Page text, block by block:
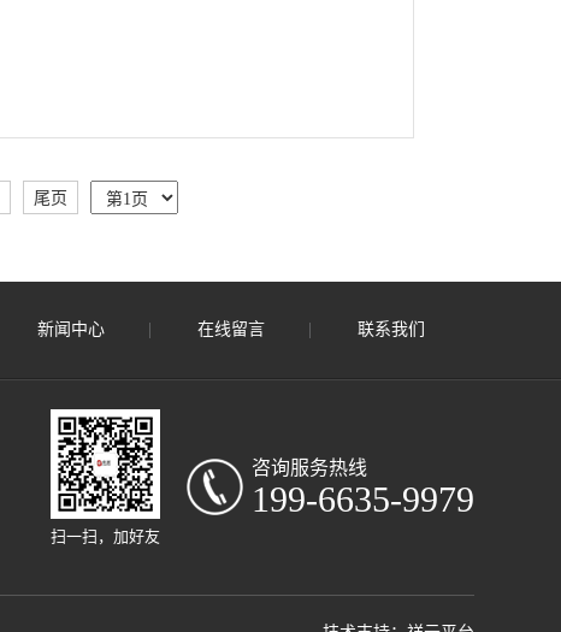
尾页
新闻中心 在线留言 联系我们
咨询服务热线
199-6635-9979
扫一扫，加好友